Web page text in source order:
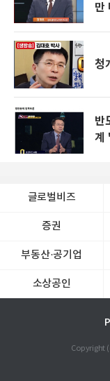
만
청
반
계
글로벌비즈
증권
부동산·공기업
소상공인
Copyright